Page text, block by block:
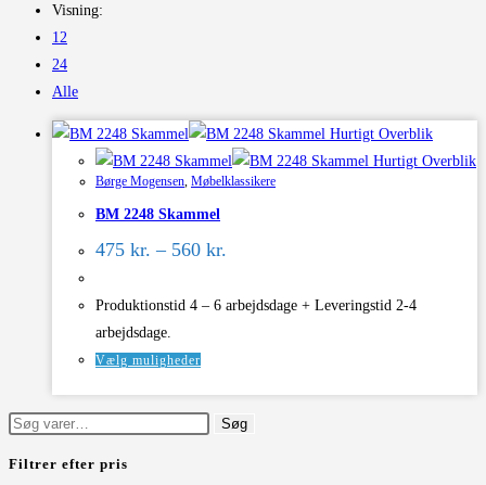
Visning:
12
24
Alle
Hurtigt Overblik
Hurtigt Overblik
Børge Mogensen, Møbelklassikere
BM 2248 Skammel
475 kr. – 560 kr.
560 kr.
Produktionstid 4 – 6 arbejdsdage + Leveringstid 2-4
arbejdsdage.
Vælg muligheder
har
flere
Søg
Søg
Filtrer efter pris